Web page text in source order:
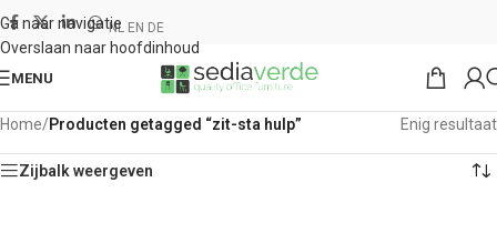
Ga naar navigatie
Overslaan naar hoofdinhoud
NL EN DE
MENU
Home/Producten getagged “zit-sta hulp” Enig resultaat
Zijbalk weergeven